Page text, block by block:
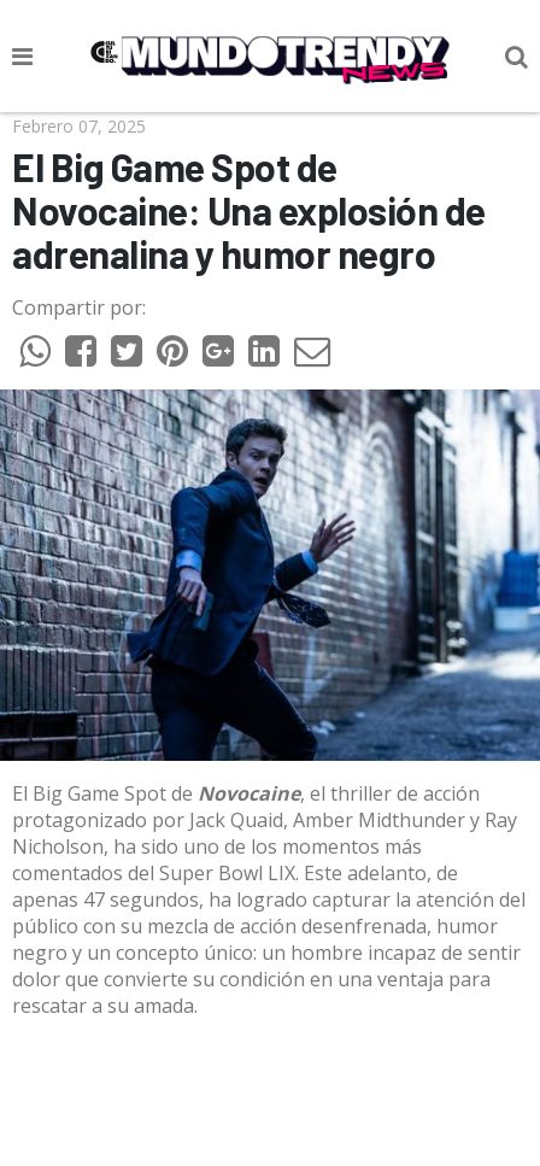
NOTICIAS
CULTURA POP
CIENCIA Y TECNOLOGÍA
VIDA
SOCIEDAD
CULTURIZANDO.COM
Febrero 07, 2025
El Big Game Spot de
Novocaine: Una explosión de
adrenalina y humor negro
Compartir por:
El Big Game Spot de Novocaine, el thriller de acción
protagonizado por Jack Quaid, Amber Midthunder y Ray
Nicholson, ha sido uno de los momentos más
comentados del Super Bowl LIX. Este adelanto, de
apenas 47 segundos, ha logrado capturar la atención del
público con su mezcla de acción desenfrenada, humor
negro y un concepto único: un hombre incapaz de sentir
dolor que convierte su condición en una ventaja para
rescatar a su amada.